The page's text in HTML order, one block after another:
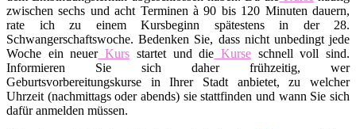
zwischen sechs und acht Terminen à 90 bis 120 Minuten dauern,
rate ich zu einem Kursbeginn spätestens in der 28.
Schwangerschaftswoche. Bedenken Sie, dass nicht unbedingt jede
Woche ein neuerKurs startet und die Kurseschnell voll sind.
Informieren Sie sich daher frühzeitig, wer
Geburtsvorbereitungskurse in Ihrer Stadt anbietet, zu welcher
Uhrzeit (nachmittags oder abends) sie stattfinden und wann Sie sich
dafür anmelden müssen.